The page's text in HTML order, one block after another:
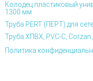
Колодец пластиковый
1300 мм
Труба PERT (ПЕРТ) для
Труба ХПВХ, PVC-C,
Политика